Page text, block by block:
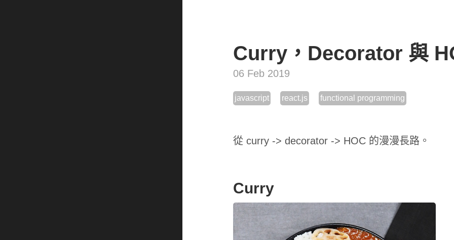
Curry，Decorator 與
06 Feb 2019
javascript react.js functional programming
從 curry -> decorator -> HOC 的漫漫長路。
Curry